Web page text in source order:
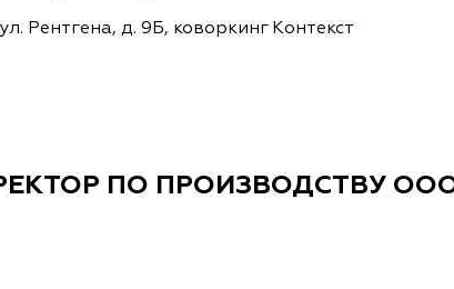
Рентгена, д. 9Б, коворкинг Контекст
ПО ПРОИЗВОДСТВУ